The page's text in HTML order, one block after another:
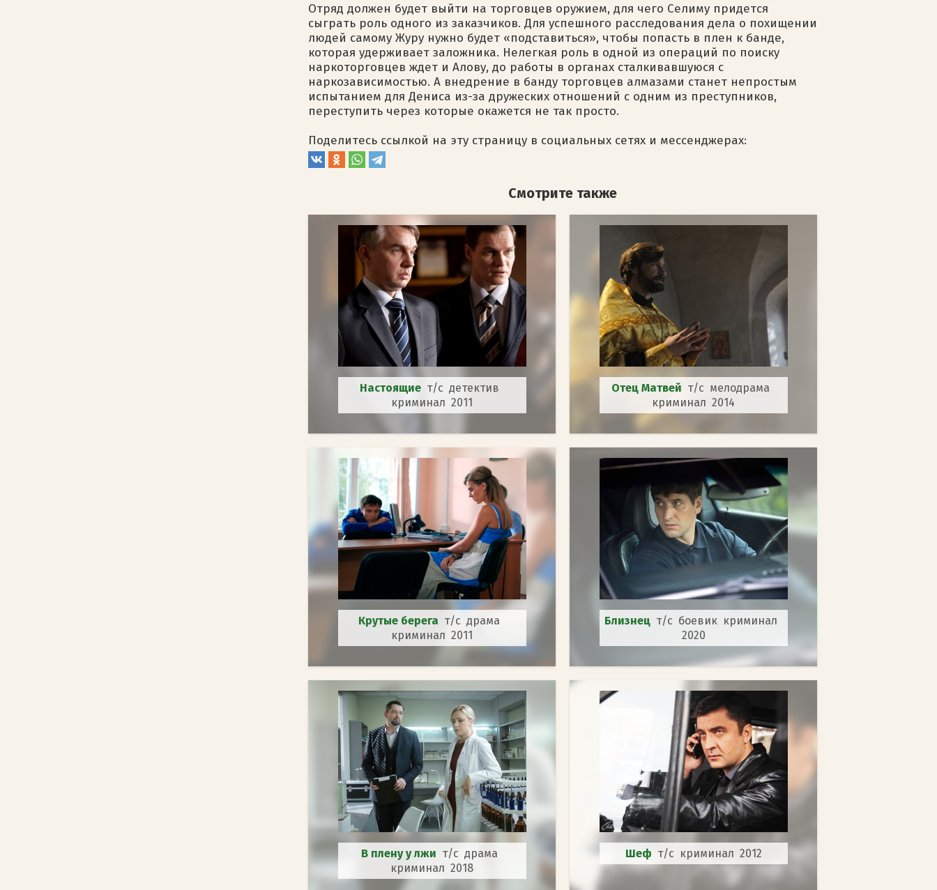
Отряд должен будет выйти на торговцев оружием, для чего Селиму придется
сыграть роль одного из заказчиков. Для успешного расследования дела о похищении
людей самому Журу нужно будет «подставиться», чтобы попасть в плен к банде,
которая удерживает заложника. Нелегкая роль в одной из операций по поиску
наркоторговцев ждет и Алову, до работы в органах сталкивавшуюся с
наркозависимостью. А внедрение в банду торговцев алмазами станет непростым
испытанием для Дениса из-за дружеских отношений с одним из преступников,
переступить через которые окажется не так просто.
Поделитесь ссылкой на эту страницу в социальных сетях и мессенджерах:
Смотрите также
Настоящие т/с детектив
криминал 2011
Отец Матвей т/с мелодрама
криминал 2014
Крутые берега т/с драма
криминал 2011
Близнец т/с боевик криминал
2020
В плену у лжи т/с драма
криминал 2018
Шеф т/с криминал 2012